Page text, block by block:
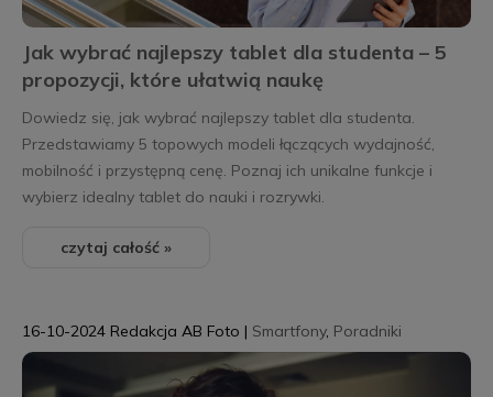
Jak wybrać najlepszy tablet dla studenta – 5
propozycji, które ułatwią naukę
Dowiedz się, jak wybrać najlepszy tablet dla studenta.
Przedstawiamy 5 topowych modeli łączących wydajność,
mobilność i przystępną cenę. Poznaj ich unikalne funkcje i
wybierz idealny tablet do nauki i rozrywki.
czytaj całość »
16-10-2024 Redakcja AB Foto | Smartfony, Poradniki